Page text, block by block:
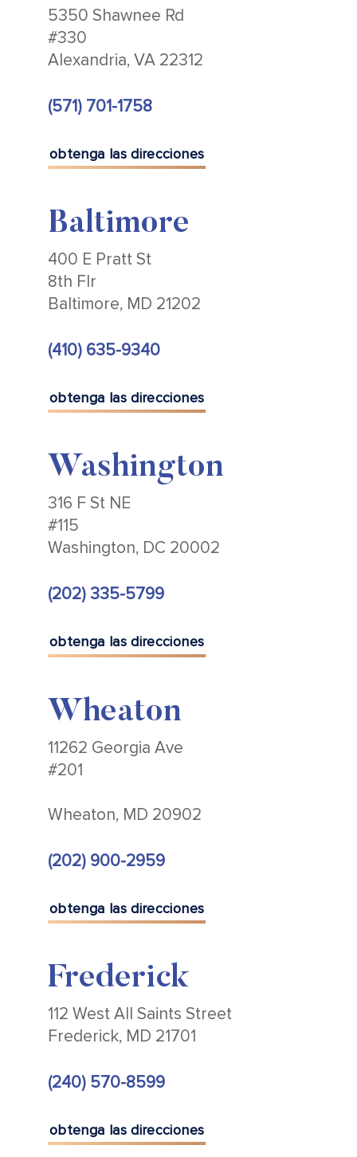
5350 Shawnee Rd
#330
Alexandria, VA 22312
(571) 701-1758
obtenga las direcciones
Baltimore
400 E Pratt St
8th Flr
Baltimore, MD 21202
(410) 635-9340
obtenga las direcciones
Washington
316 F St NE
#115
Washington, DC 20002
(202) 335-5799
obtenga las direcciones
Wheaton
11262 Georgia Ave
#201
Wheaton, MD 20902
(202) 900-2959
obtenga las direcciones
Frederick
112 West All Saints Street
Frederick, MD 21701
(240) 570-8599
obtenga las direcciones